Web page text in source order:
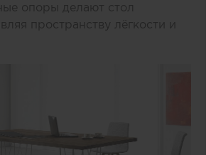
опоры делают стол
пространству лёгкости и